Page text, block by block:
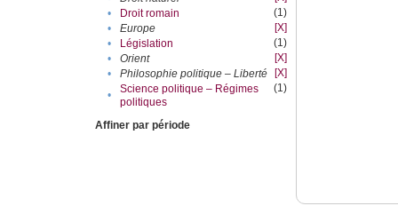
•
Droit romain
(1)
•
Europe
[X]
•
Législation
(1)
•
Orient
[X]
•
Philosophie politique – Liberté
[X]
•
Science politique – Régimes
politiques
(1)
Affiner par période